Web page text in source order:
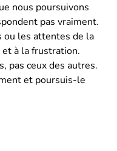
nous poursuivons
pas vraiment.
ou les attentes de la
et à la frustration.
pas ceux des autres.
et poursuis-le